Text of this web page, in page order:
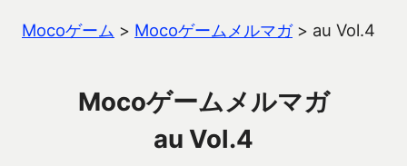
Mocoゲーム > Mocoゲームメルマガ> au Vol.4
Mocoゲームメルマガ
au Vol.4